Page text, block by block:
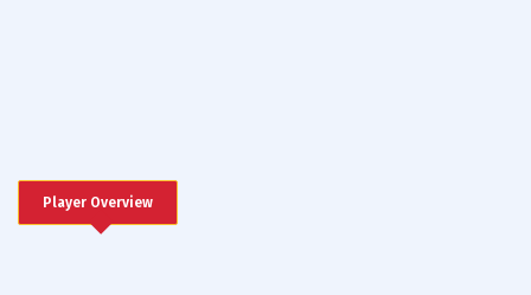
Player Overview